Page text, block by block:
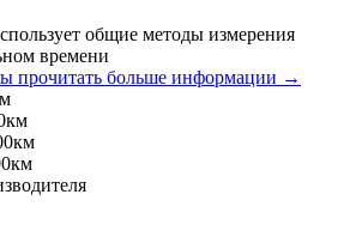
общие методы измерения
времени
прочитать больше информации →